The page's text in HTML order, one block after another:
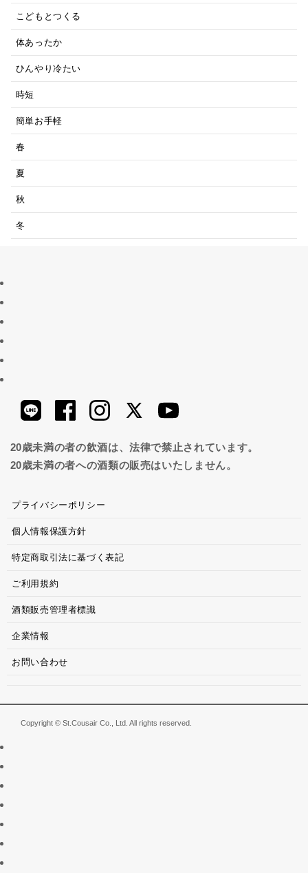
こどもとつくる
体あったか
ひんやり冷たい
時短
簡単お手軽
春
夏
秋
冬
20歳未満の者の飲酒は、法律で禁止されています。
20歳未満の者への酒類の販売はいたしません。
プライバシーポリシー
個人情報保護方針
特定商取引法に基づく表記
ご利用規約
酒類販売管理者標識
企業情報
お問い合わせ
Copyright © St.Cousair Co., Ltd. All rights reserved.